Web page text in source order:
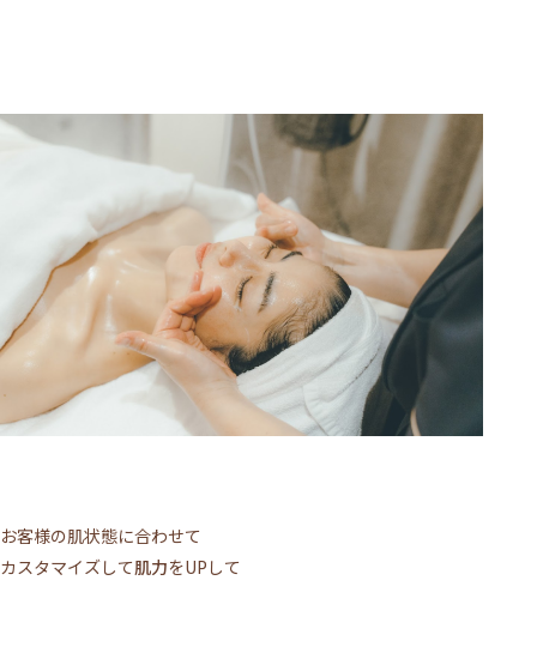
お客様の肌状態に合わせて
カスタマイズして肌力をUPして